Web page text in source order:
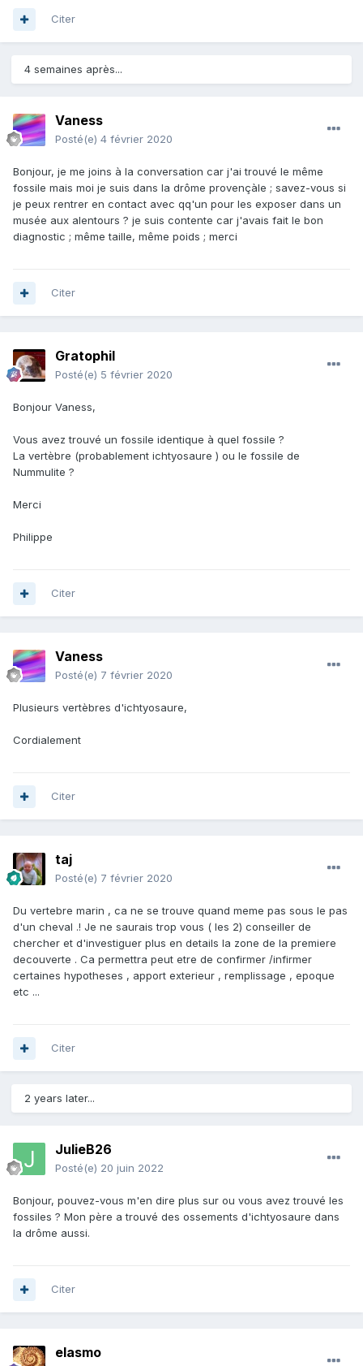
Citer
4 semaines après...
Vaness
Posté(e) 4 février 2020
Bonjour, je me joins à la conversation car j'ai trouvé le même
fossile mais moi je suis dans la drôme provençàle ; savez-vous si
je peux rentrer en contact avec qq'un pour les exposer dans un
musée aux alentours ? je suis contente car j'avais fait le bon
diagnostic ; même taille, même poids ; merci
Citer
Gratophil
Posté(e) 5 février 2020
Bonjour Vaness,
Vous avez trouvé un fossile identique à quel fossile ?
La vertèbre (probablement ichtyosaure ) ou le fossile de
Nummulite ?
Merci
Philippe
Citer
Vaness
Posté(e) 7 février 2020
Plusieurs vertèbres d'ichtyosaure,
Cordialement
Citer
taj
Posté(e) 7 février 2020
Du vertebre marin , ca ne se trouve quand meme pas sous le pas
d'un cheval .! Je ne saurais trop vous ( les 2) conseiller de
chercher et d'investiguer plus en details la zone de la premiere
decouverte . Ca permettra peut etre de confirmer /infirmer
certaines hypotheses , apport exterieur , remplissage , epoque
etc ...
Citer
2 years later...
JulieB26
Posté(e) 20 juin 2022
Bonjour, pouvez-vous m'en dire plus sur ou vous avez trouvé les
fossiles ? Mon père a trouvé des ossements d'ichtyosaure dans
la drôme aussi.
Citer
elasmo